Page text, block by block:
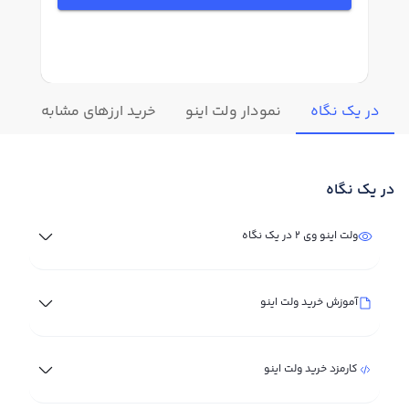
در یک نگاه نمودار ولت اینو خرید ارزهای مشابه
در یک نگاه
ولت اینو وی 2 در یک نگاه
آموزش خرید ولت اینو
کارمزد خرید ولت اینو